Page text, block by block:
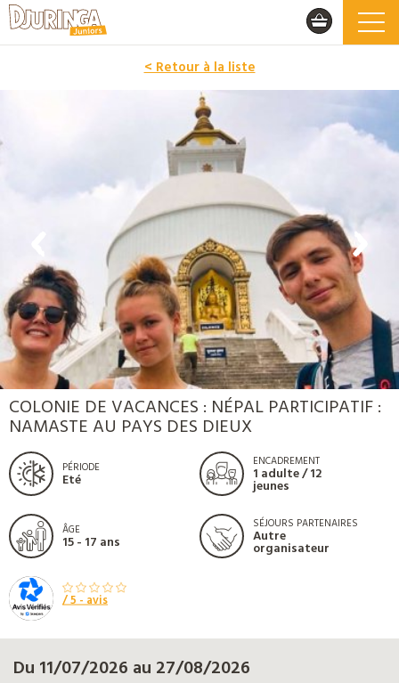
< Retour à la liste
PROMO
COLONIE DE VACANCES : NÉPAL PARTICIPATIF :
NAMASTE AU PAYS DES DIEUX
PÉRIODE
Eté
ENCADREMENT
1 adulte / 12
jeunes
ÂGE
15 - 17 ans
SÉJOURS PARTENAIRES
Autre
organisateur
/ 5 -avis
Du 11/07/2026 au 27/08/2026